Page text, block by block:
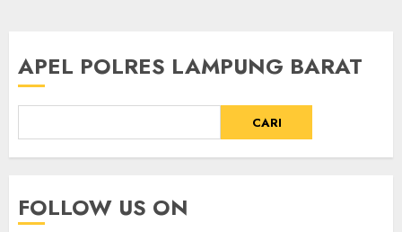
APEL POLRES LAMPUNG BARAT
CARI
FOLLOW US ON